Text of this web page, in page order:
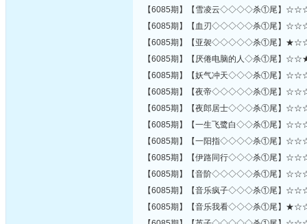
【6085期】【雪凌云◇◇◇◇杀
【6085期】【血刃◇◇◇◇◇杀①
【6085期】【亚袈◇◇◇◇◇杀①
【6085期】【厌倦电脑的人◇
【6085期】【妖气冲天◇◇◇杀
【6085期】【夜帝◇◇◇◇◇杀①
【6085期】【夜郎居士◇◇◇杀
【6085期】【一生飞鹭白◇◇
【6085期】【一阳指◇◇◇◇杀
【6085期】【伊路同行◇◇◇杀
【6085期】【音阶◇◇◇◇◇杀①
【6085期】【音乐疯子◇◇◇杀
【6085期】【音乐我看◇◇◇杀